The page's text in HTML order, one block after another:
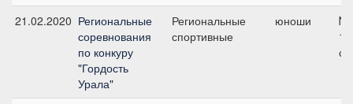
21.02.2020 Региональные
соревнования
по конкуру
"Гордость
Урала"
Региональные
спортивные
юноши
см